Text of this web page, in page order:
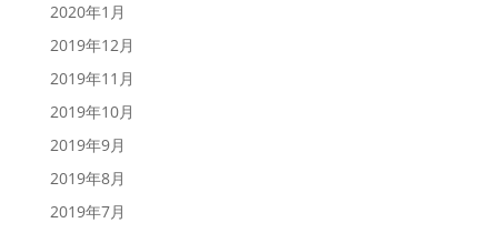
2020年1月
2019年12月
2019年11月
2019年10月
2019年9月
2019年8月
2019年7月